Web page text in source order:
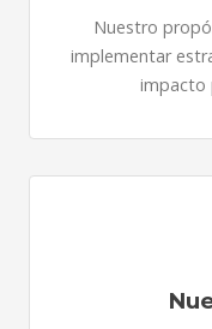
Nuestro
implementar
impacto